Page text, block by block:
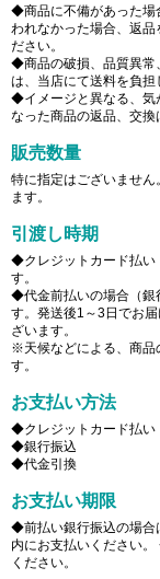
◆商品に不備があった場
われなかった場合、返品
ださい。
◆商品の破損、品質異常
は、当店にて送料を負担
◆イメージと異なる、気
なった商品の返品、交換
販売数量
特に指定はございませ
ます。
引渡し時期
◆クレジットカード払い
す。
◆代金前払いの場合（銀
す。発送後1～3日でお
ざいます。
※天候などによる、商品
す。
お支払い方法
◆クレジットカード払い
◆銀行振込
◆代金引換
お支払い期限
◆前払い銀行振込の場合
内にお支払いください
ください。